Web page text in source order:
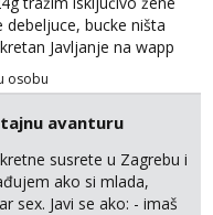
debeljuce, bucke ništa
Javljanje na wapp
osobu
avanturu
susrete u Zagrebu i
ako si mlada,
sex. Javi se ako: - imaš